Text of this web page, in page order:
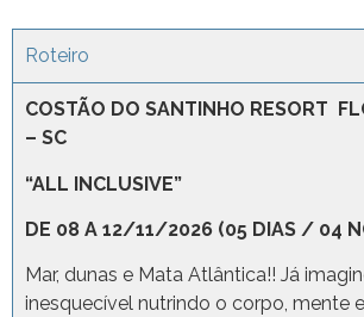
Roteiro
COSTÃO DO SANTINHO RESORT
– SC
“ALL INCLUSIVE”
DE 08 A 12/11/2026 (05 DIAS / 04
Mar, dunas e Mata Atlântica!! Já
inesquecível nutrindo o corpo, mente